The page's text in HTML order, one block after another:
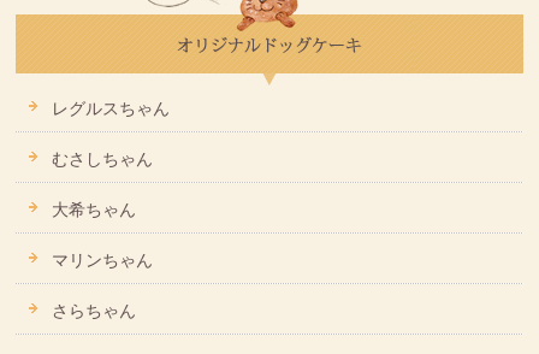
レグルスちゃん
むさしちゃん
大希ちゃん
マリンちゃん
さらちゃん